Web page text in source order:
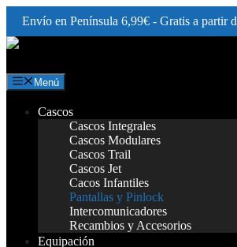
Envío en Península 6,99€ - Gratis a partir
Saltar
contenido
Menú
Cascos
Cascos Integrales
Cascos Modulares
Cascos Trail
Cascos Jet
Cacos Infantiles
Pantallas y Pinlock
Intercomunicadores
Recambios y Accesorios
Equipación